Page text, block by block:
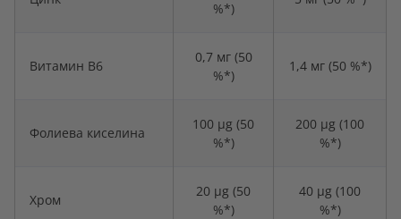
%*)
Витамин В6
0,7 мг (50
%*)
1,4 мг (50 %*)
Фолиева киселина
100 μg (50
%*)
200 μg (100
%*)
Хром
20 μg (50
%*)
40 μg (100
%*)